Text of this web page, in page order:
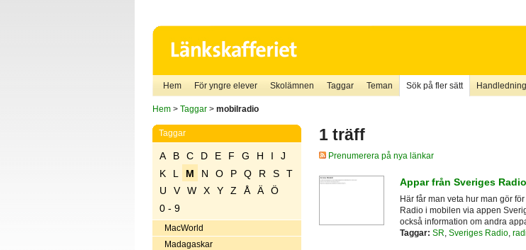
Hem För yngre elever Skolämnen Taggar Teman Sök på fler sätt Handledning
Hem> Taggar> mobilradio
Taggar
A B C D E F G H I
J
K
L M N O P Q R S
T
U
V W X Y Z Å Ä
Ö
0 - 9
MacWorld
Madagaskar
1 träff
Prenumerera på nya länkar
Appar från Sveriges Radio
Här får man veta hur man gör
Radio i mobilen via appen
också information om andra
Taggar: SR Sveriges Radio,